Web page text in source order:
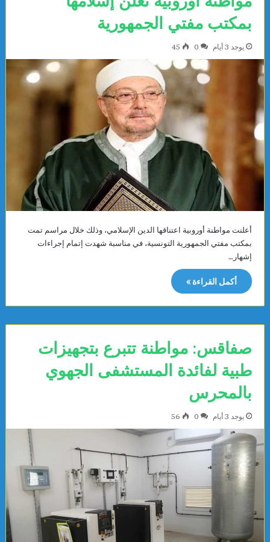
بمكتب مفتي الجمهورية
يوجد 3 أيام 0
45
أعلنت مواطنة أوروبية اعتناقها الدين الإسلامي، وذلك خلال مراسم تمت
بمكتب مفتي الجمهورية التونسية، في مناسبة شهدت إتمام إجراءات
إشهار…
أكمل القراءة »
صفاقس: مواطنة تتبرع بتجهيزات
طبية لفائدة المستشفى الجهوي
بالمحرس
يوجد 3 أيام 0
56